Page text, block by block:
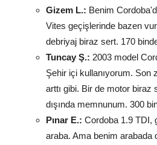
Gizem L.: Benim
Vites geçişlerinde bazen
debriyaj biraz sert. 170
Tuncay Ş.: 2003 model
Şehir içi kullanıyorum. Son
arttı gibi. Bir de motor biraz
dışında memnunum. 300
Pınar E.: Cordoba 1.9 TDI,
araba. Ama benim arabada